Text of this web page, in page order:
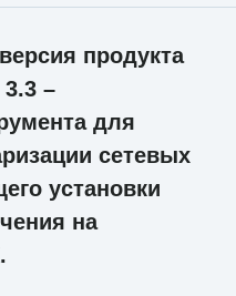
продукта
–
для
сетевых
установки
на